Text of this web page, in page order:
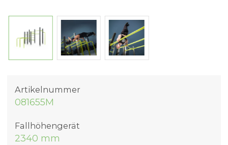
Artikelnummer
081655M
Fallhöhengerät
2340 mm